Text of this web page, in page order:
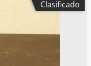
H Rwtofx Algowa -
cabezal de
MK3 - Rango de
de transporte:
Clasificado